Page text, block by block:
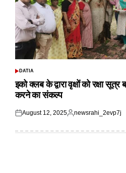
POSTED
DATIA
इको क्लब के द्वारा वृक्षों को रक्षा सूत्र
करने का संकल्प
Posted
August 12, 2025
Posted
newsrahi_2evp7j